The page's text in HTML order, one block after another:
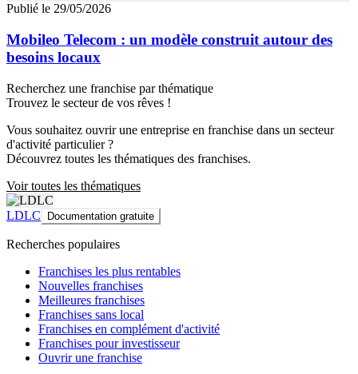
Publié le 29/05/2026
Mobileo Telecom : un modèle construit autour des
besoins locaux
Recherchez une franchise par thématique
Trouvez le secteur de vos rêves !
Vous souhaitez ouvrir une entreprise en franchise dans un secteur
d'activité particulier ?
Découvrez toutes les thématiques des franchises.
Voir toutes les thématiques
LDLC Documentation gratuite
Recherches populaires
Franchises les plus rentables
Nouvelles franchises
Meilleures franchises
Franchises sans local
Franchises en complément d'activité
Franchises pour investisseur
Ouvrir une franchise